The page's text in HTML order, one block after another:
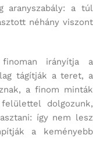
aranyszabály: a túl
néhány viszont
irányítja a
tágítják a teret, a
a finom minták
dolgozunk,
így nem lesz
a keményebb